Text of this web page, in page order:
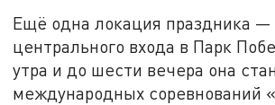
Ещё одна локация праздника
центрального входа в Парк
утра и до шести вечера она
международных соревнований